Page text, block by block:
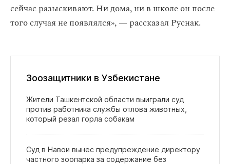
сейчас разыскивают. Ни дома, ни в школе он после
того случая не появлялся», — рассказал Руснак.
Зоозащитники в Узбекистане
Жители Ташкентской области выиграли суд
против работника службы отлова животных,
который резал горла собакам
Суд в Навои вынес предупреждение директору
частного зоопарка за содержание без